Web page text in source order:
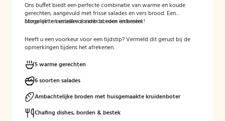
Ons buffet biedt een perfecte combinatie van warme en koude
gerechten, aangevuld met frisse salades en vers brood. Een
compleet en smaakvol aanbod voor iedereen.
Mogelijk te bestellen zonder borden en bestek!
Heeft u een voorkeur voor een tijdstip? Vermeld dit gerust bij de
opmerkingen tijdens het afrekenen.
5 warme gerechten
6 soorten salades
Ambachtelijke broden met huisgemaakte kruidenboter
Chafing dishes, borden & bestek